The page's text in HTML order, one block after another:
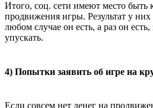
Итого, соц. сети имеют место быть
продвижения игры. Результат у
любом случае он есть, а раз он есть,
упускать.
4) Попытки заявить об игре на
Если совсем нет денег на